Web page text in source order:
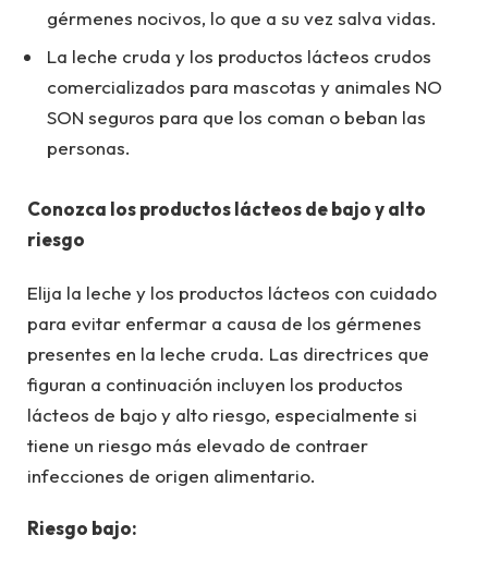
gérmenes nocivos, lo que a su vez salva vidas.
La leche cruda y los productos lácteos crudos
comercializados para mascotas y animales NO
SON seguros para que los coman o beban las
personas.
Conozca los productos lácteos de bajo y alto
riesgo
Elija la leche y los productos lácteos con cuidado
para evitar enfermar a causa de los gérmenes
presentes en la leche cruda. Las directrices que
figuran a continuación incluyen los productos
lácteos de bajo y alto riesgo, especialmente si
tiene un riesgo más elevado de contraer
infecciones de origen alimentario.
Riesgo bajo: